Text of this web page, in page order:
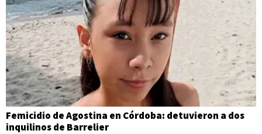
Femicidio de Agostina en Córdoba: detuvieron a dos
inquilinos de Barrelier